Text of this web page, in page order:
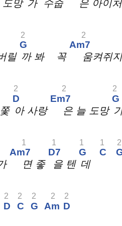
도망 가 수줍 은 아이처
릴
G
2
까 봐 꼭
Am7
2
움켜쥐
D
2
아 사랑
Em7
2
은 늘 도망
G
2
Am7
1
면 좋
D7
1
을 텐
G
1
데
C
1 2
D
2
C
2
G
2
Am
2
D
2